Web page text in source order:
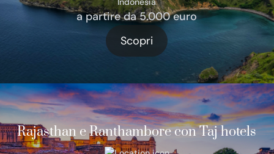
a partire da 5.000 euro
Scopri
Rajasthan e Ranthambore con Taj hotels